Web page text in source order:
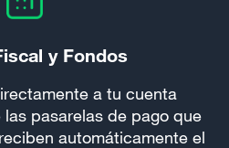
y Fondos
a tu cuenta
pasarelas de pago que
automáticamente el